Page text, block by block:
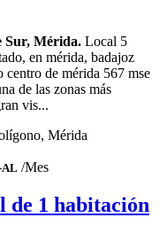
Sur, Mérida. Local 5
en mérida, badajoz
de mérida 567 mse
de las zonas más
vis...
AL /Mes
1 habitación